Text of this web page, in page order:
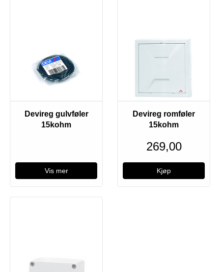
Devireg gulvføler
15kohm
Vis mer
Devireg romføler
15kohm
269,00